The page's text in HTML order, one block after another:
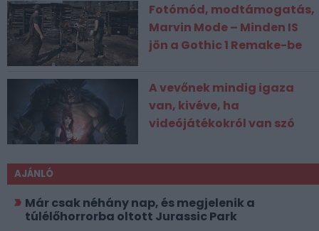
Fotómód, modtámogatás,
Marvin Mode – Minden IS
jön a Gothic 1 Remake-be
A vevőnek mindig igaza
van, kivéve, ha
videójátékokról van szó
AJÁNLÓ
Már csak néhány nap, és megjelenik a
túlélőhorrorba oltott Jurassic Park